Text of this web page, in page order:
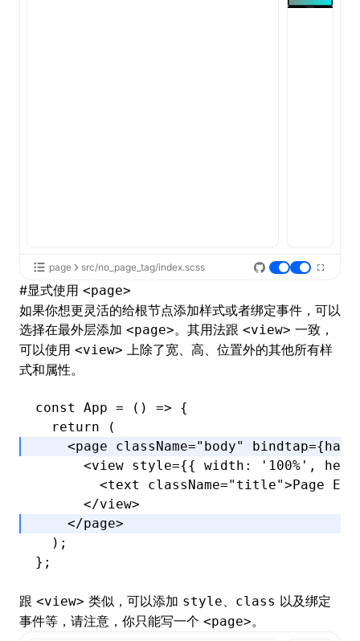
page src/no_page_tag/index.scss
#显式使用 <page>
如果你想更灵活的给根节点添加样式或者绑定事件，可以
选择在最外层添加 <page>。其用法跟 <view> 一致，
可以使用 <view> 上除了宽、高、位置外的其他所有样
式和属性。
const App = () => {
  return
(
    <
page className="body" bindtap=
      <
view style={{ width : '100%' ,
        <
text className="title">Page
      </
view>
    </
page>
  );
};
跟 <view> 类似，可以添加 style、 class 以及绑定
事件等，请注意，你只能写一个 <page>。